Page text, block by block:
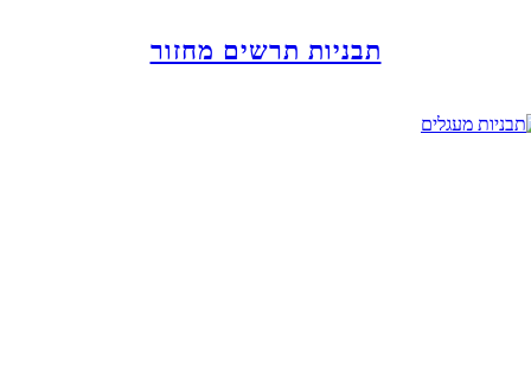
תבניות תרשים מחזור